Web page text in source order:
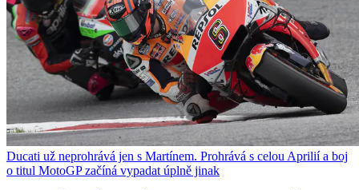
Ducati už neprohrává jen s Martínem. Prohrává s celou Aprilií a boj
o titul MotoGP začíná vypadat úplně jinak